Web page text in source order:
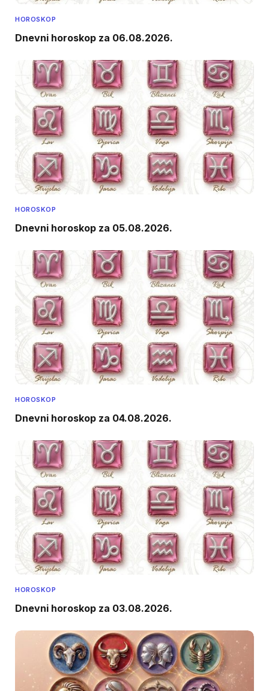
HOROSKOP
Dnevni horoskop za 06.08.2026.
HOROSKOP
Dnevni horoskop za 05.08.2026.
HOROSKOP
Dnevni horoskop za 04.08.2026.
HOROSKOP
Dnevni horoskop za 03.08.2026.